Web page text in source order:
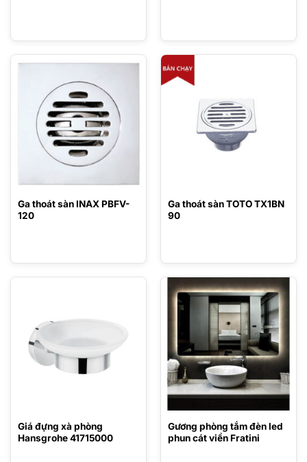
Ga thoát sàn INAX PBFV-
120
Ga thoát sàn TOTO TX1BN
90
Giá đựng xà phòng
Hansgrohe 41715000
Gương phòng tắm đèn led
phun cát viền Fratini